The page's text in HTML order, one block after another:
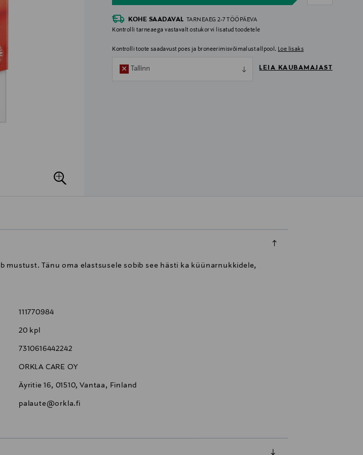
KOHE SAADAVAL TARNEAEG 2-7 TÖÖPÄEVA
Kontrolli tarneaega vastavalt ostukorvi lisatud toodetele
Kontrolli toote saadavust poes ja broneerimisvõimalust allpool. Loe lisaks
Tallinn LEIA KAUBAMAJAST
mustust. Tänu oma elastsusele sobib see hästi ka küünarnukkidele,
111770984
20 kpl
7310616442242
ORKLA CARE OY
Äyritie 16, 01510, Vantaa, Finland
palaute@orkla.fi